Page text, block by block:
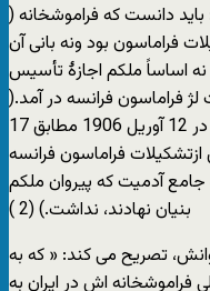
دانست که فراموشخانه (
فراماسون بود ونه بانی آن
نه اساساً ملکم اجازۀ تأسیس
فراماسون فرانسه در آمد.(
اولین لژفراماسون در ایران به « لژ آزادی » در 12 آوریل 1906 مطابق 17
ای ازتشکیلات فراماسون فرانسه
جامع آدمیت که پیروان ملکم
بنیان نهادند، نداشت.) (2 )
تصریح می کند: « که به
اش در ایران به